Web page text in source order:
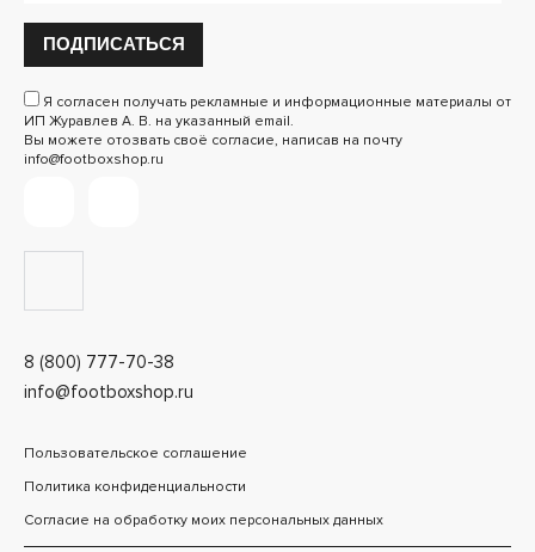
8 (800) 777-70-38
info@footboxshop.ru
ПОДПИСАТЬСЯ
Я согласен получать рекламные и информационные материалы от
ИП Журавлев А. В. на указанный email.
Вы можете отозвать своё согласие, написав на почту
info@footboxshop.ru
Пользовательское соглашение
Политика конфиденциальности
Согласие на обработку моих персональных данных